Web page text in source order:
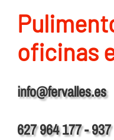
oficinas
info@fervalles.es
627 964 177 -